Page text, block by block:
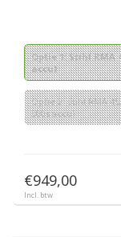
Optie 1: Stihl RMA
accu)
Optie 2: Stihl RMA
300s accu)
€949,00
Incl. btw